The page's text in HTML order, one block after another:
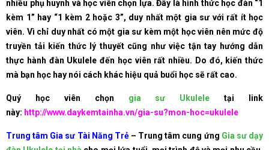
nhiều phụ huynh và học viên chọn lựa. Đây là hình thức học đàn “1
kèm 1” hay “1 kèm 2 hoặc 3”, duy nhất một gia sư với rất ít học
viên. Vì chỉ duy nhất có một gia sư kèm một học viên nên mức độ
truyền tải kiến thức lý thuyết cũng như việc tận tay hướng dẫn
thực hành đàn Ukulele đến học viên rất nhiều. Do đó, kiến thức
mà bạn học hay nói cách khác hiệu quả buổi học sẽ rất cao.
Quý học viên chọn gia sư Ukulele tại link
này: http://www.daykemtainha.vn/gia-su?mon-hoc=ukulele
Trung tâm Gia sư Tài Năng Trẻ– Trung tâm cung ứng Gia sư dạy